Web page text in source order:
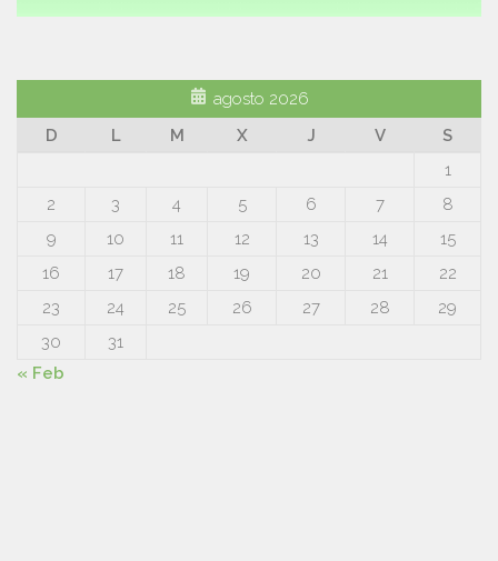
agosto 2026
D
L M X J V
S
1
2
3 4 5 6 7
8
9
10 11 12 13 14
15
16
17 18 19 20 21
22
23
24 25 26 27 28
29
30
31
« Feb